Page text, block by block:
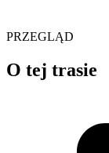
PRZEGLĄD
O tej trasie